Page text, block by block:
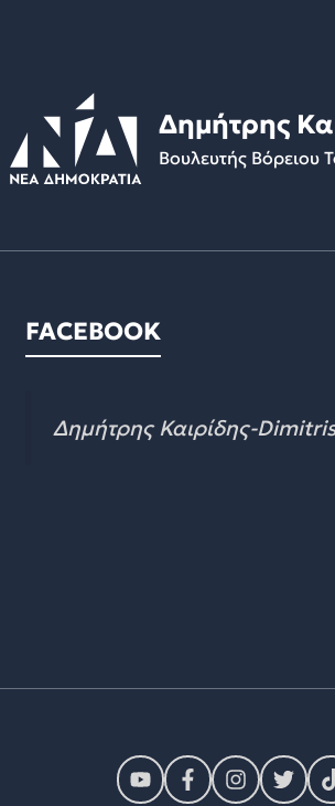
Δημήτρης
Βουλευτής Βόρειου
FACEBOOK
Δημήτρης Καιρίδης-